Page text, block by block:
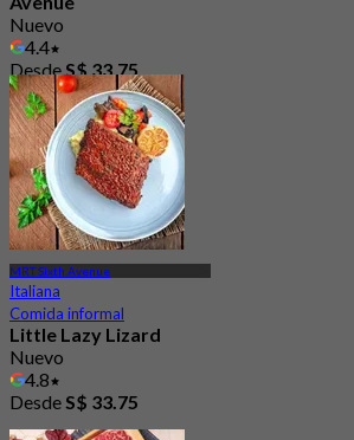
Nuevo
4.4
DesdeS$ 33.75
MRT Sixth Avenue
Italiana
Comida informal
Little Lazy Lizard
Nuevo
4.8
DesdeS$ 33.75